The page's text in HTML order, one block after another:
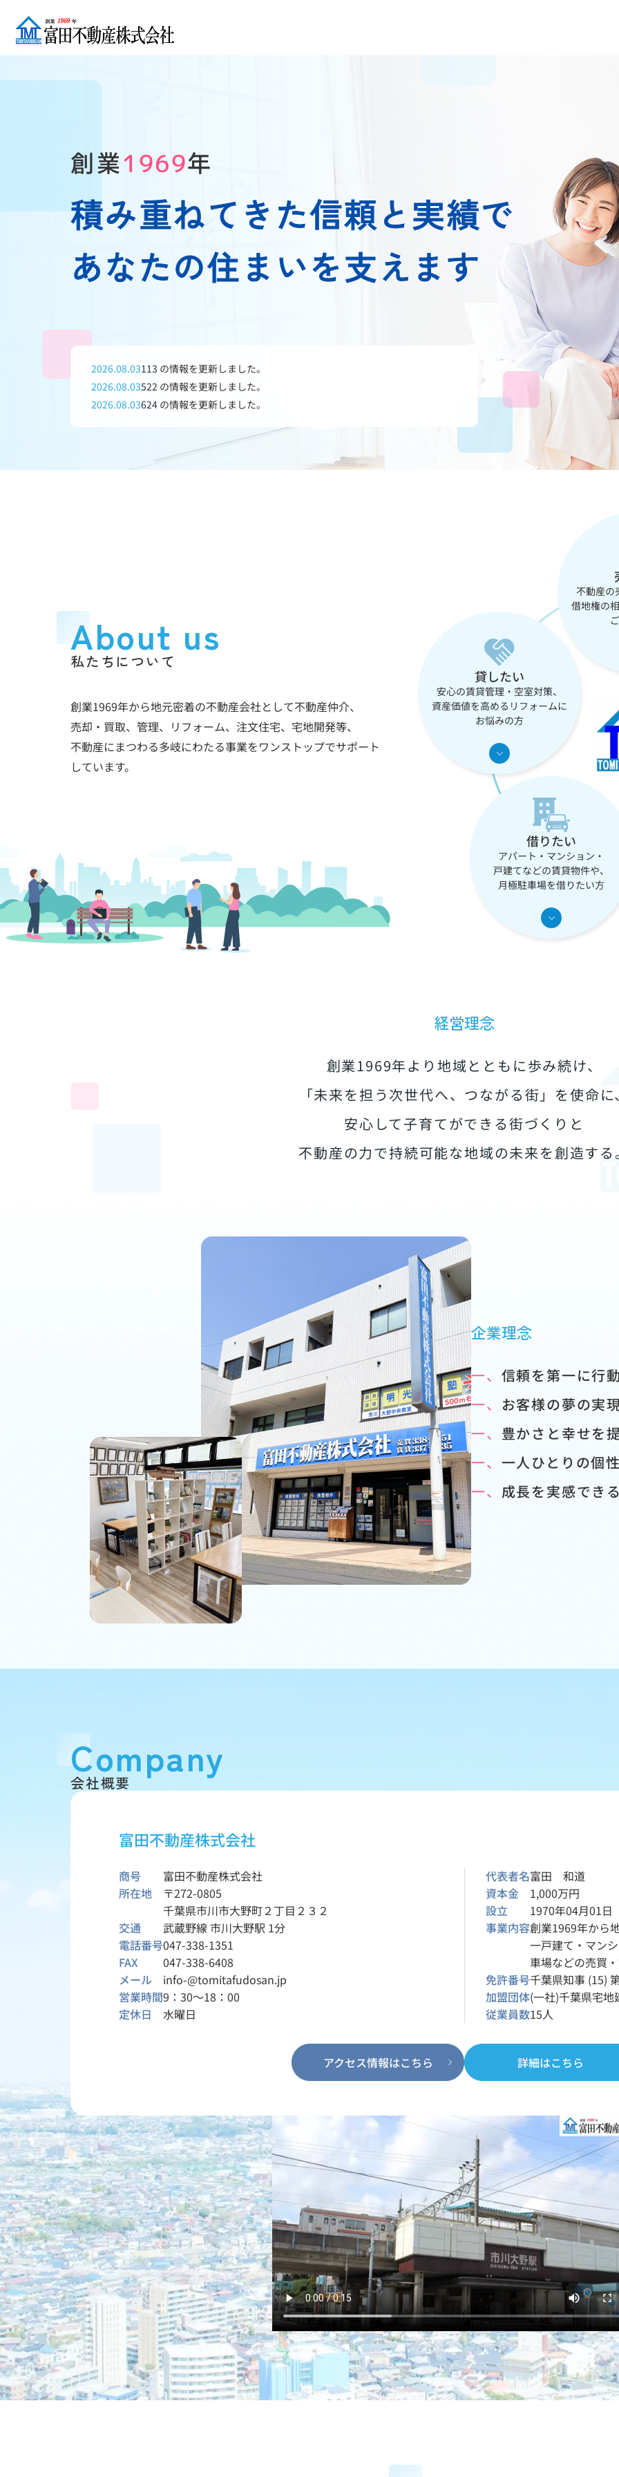
創業1969年
積み重ねてきた信頼と実績で
あなたの住まいを支えます
2026.08.03113 の情報を更新しました。
2026.08.03522 の情報を更新しました。
2026.08.03624 の情報を更新しました。
About us
私たちについて
創業1969年から地元密着の不動産会社として不動産仲介、
売却・買取、管理、リフォーム、注文住宅、宅地開発等、
不動産にまつわる多岐にわたる事業をワンストップでサポート
しています。
不動産の
借地権の
借りたい
アパート・マンション・
戸建てなどの賃貸物件や、
月極駐車場を借りたい方
貸したい
安心の賃貸管理・空室対策、
資産価値を高めるリフォームに
お悩みの方
経営理念
創業1969年より地域とともに歩み続け、
「未来を担う次世代へ、つながる街」を使命に
安心して子育てができる街づくりと
不動産の力で持続可能な地域の未来を創造する
企業理念
一、 信頼を第一に行
一、 お客様の夢の実
一、 豊かさと幸せを
一、 一人ひとりの個
一、 成長を実感でき
Company
会社概要
富田不動産株式会社
商号
富田不動産株式会社
所在地
〒272-0805
千葉県市川市大野町２丁目２３２
交通
武蔵野線 市川大野駅 1分
電話番号047-338-1351
FAX
047-338-6408
メール
info-@tomitafudosan.jp
営業時間9：30～18：00
定休日
水曜日
代表者名富田 和道
資本金
1,000万円
設立
1970年04月01日
事業内容創業1969年から
一戸建て・マン
車場などの売買
免許番号千葉県知事 (15)
加盟団体(一社)千葉県宅
従業員数15人
アクセス情報はこちら 詳細はこちら